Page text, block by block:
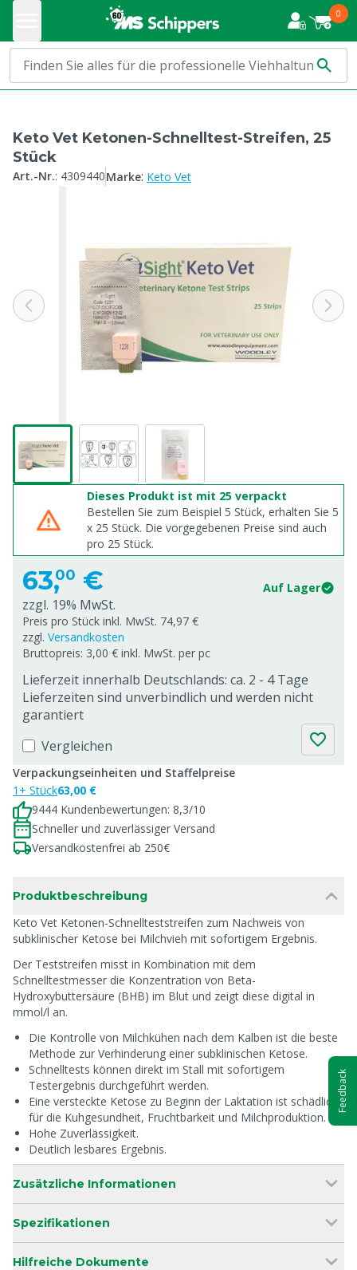
0
Keto Vet Ketonen-Schnelltest-Streifen, 25
Stück
Art.-Nr.: 4309440Marke: Keto Vet
Dieses Produkt ist mit 25 verpackt
Bestellen Sie zum Beispiel 5 Stück, erhalten Sie 5
x 25 Stück. Die vorgegebenen Preise sind auch
pro 25 Stück.
63,00 € Auf Lager
zzgl. 19% MwSt.
Preis pro Stück inkl. MwSt. 74,97 €
zzgl. Versandkosten
Bruttopreis: 3,00 € inkl. MwSt. per pc
Lieferzeit innerhalb Deutschlands: ca. 2 - 4 Tage
Lieferzeiten sind unverbindlich und werden nicht
garantiert
Vergleichen
Verpackungseinheiten und Staffelpreise
1+ Stück63,00 €
9444 Kundenbewertungen: 8,3/10
Schneller und zuverlässiger Versand
Versandkostenfrei ab 250€
Produktbeschreibung
Keto Vet Ketonen-Schnellteststreifen zum Nachweis von
subklinischer Ketose bei Milchvieh mit sofortigem Ergebnis.
Der Teststreifen misst in Kombination mit dem
Schnelltestmesser die Konzentration von Beta-
Hydroxybuttersäure (BHB) im Blut und zeigt diese digital in
mmol/l an.
Die Kontrolle von Milchkühen nach dem Kalben ist die beste
Methode zur Verhinderung einer subklinischen Ketose.
Schnelltests können direkt im Stall mit sofortigem
Testergebnis durchgeführt werden.
Eine versteckte Ketose zu Beginn der Laktation ist schädlich
für die Kuhgesundheit, Fruchtbarkeit und Milchproduktion.
Hohe Zuverlässigkeit.
Deutlich lesbares Ergebnis.
Zusätzliche Informationen
Spezifikationen
Hilfreiche Dokumente
Feedback